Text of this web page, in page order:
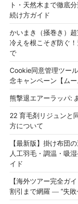
ト・天然木まで徹底
続け方ガイド
かいまき（掻巻き）
冷えを根こそぎ防ぐ
で
Cookie同意管理ツー
念キャンペーン【ムー
熊撃退エアーラッパ:
22 育毛剤リジュンと
方について
【最新版】掛け布団
人工羽毛・調温・吸
イド
【海外ツアー完全ガ
割引まで網羅 ― “失敗